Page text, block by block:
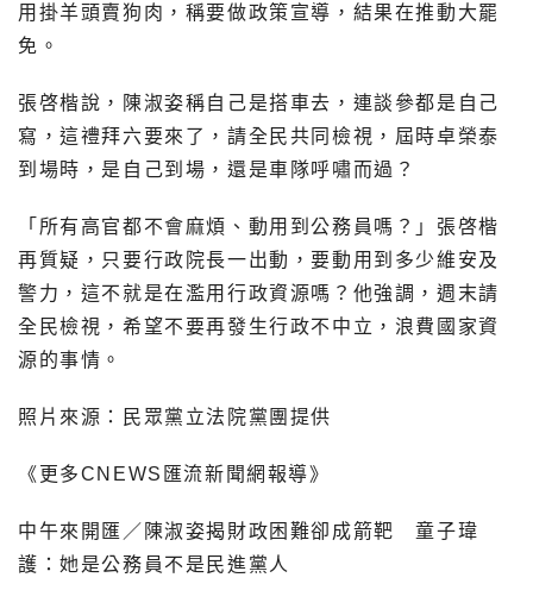
用掛羊頭賣狗肉，稱要做政策宣導，結果在推動大罷
免。
張啓楷說，陳淑姿稱自己是搭車去，連談參都是自己
寫，這禮拜六要來了，請全民共同檢視，屆時卓榮泰
到場時，是自己到場，還是車隊呼嘯而過？
「所有高官都不會麻煩、動用到公務員嗎？」張啓楷
再質疑，只要行政院長一出動，要動用到多少維安及
警力，這不就是在濫用行政資源嗎？他強調，週末請
全民檢視，希望不要再發生行政不中立，浪費國家資
源的事情。
照片來源：民眾黨立法院黨團提供
《更多CNEWS匯流新聞網報導》
中午來開匯／陳淑姿揭財政困難卻成箭靶 童子瑋
護：她是公務員不是民進黨人